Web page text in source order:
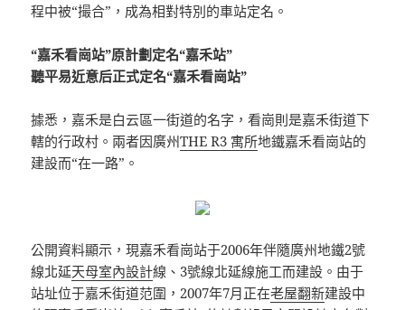
程中被“撮合”，成為相對特別的車站定名。
“嘉禾看崗站”原計劃定名“嘉禾站”
聽平易近意后正式定名“嘉禾看崗站”
據悉，嘉禾是白云區一街道的名字，看崗則是嘉禾街道下
轄的行政村。兩者因廣州THE R3 寓所地鐵嘉禾看崗站的
建設而“在一路”。
公開資料顯示，現嘉禾看崗站于2006年伴隨廣州地鐵2號
線北延天母室內設計線、3號線北延線施工而建設。由于
站址位于嘉禾街道范圍，2007年7月正在老屋翻新建設中